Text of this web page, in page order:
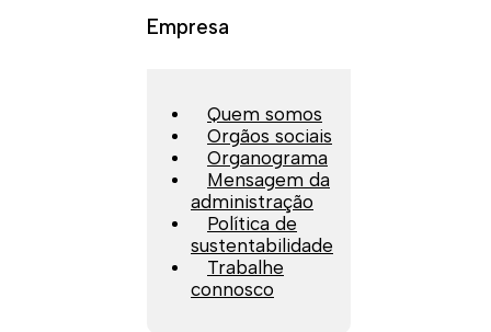
Empresa
Quem somos
Orgãos sociais
Organograma
Mensagem da
administração
Política de
sustentabilidade
Trabalhe
connosco